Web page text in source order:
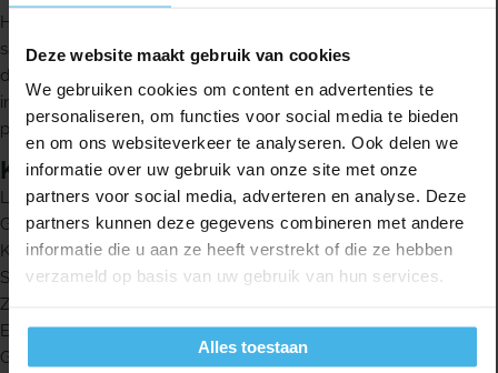
Deze website maakt gebruik van cookies
We gebruiken cookies om content en advertenties te
personaliseren, om functies voor social media te bieden
en om ons websiteverkeer te analyseren. Ook delen we
informatie over uw gebruik van onze site met onze
partners voor social media, adverteren en analyse. Deze
partners kunnen deze gegevens combineren met andere
informatie die u aan ze heeft verstrekt of die ze hebben
verzameld op basis van uw gebruik van hun services.
Alles toestaan
Het Elmex researchteam ontwikkelt Elmex producten in
samenwerking met tandheelkundig wetenschappers. Volgens
de bron zijn daardoor de werkzaamheid van de individuele
ingrediënten wetenschappelijk bewezen en zijn ook de
productvoordelen bevestigd.
Kenmerken
Leertandenborstel voor jonge kinderen
Geschikt voor 0 tot 2 jaar
Kleine borstelkop voor kleine mondjes
Soepele, afgeronde borstelharen
Zachte reiniging van melktanden
Ergonomisch gevormd handvat
Geschikt voor kinderhanden en voor begeleidend poetsen door